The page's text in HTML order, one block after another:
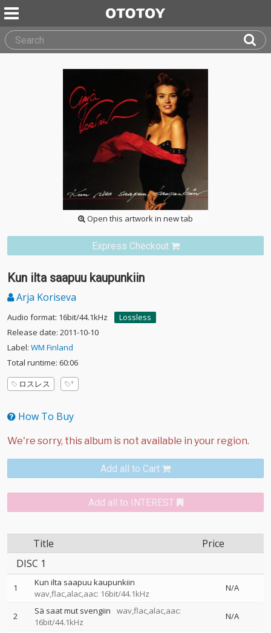
Open this artwork in new tab
Express Checkout
Kun ilta saapuu kaupunkiin
Arja Koriseva
Audio format: 16bit/44.1kHz
Lossless
Release date: 2011-10-10
Label: WM Finland
Total runtime: 60:06
ロスレス
How To Buy
Add all to Cart
Add all to INTEREST
Title
Price
DISC 1
1
Kun ilta saapuu kaupunkiin
wav,flac,alac,aac: 16bit/44.1kHz
N/A
2 Sä saat mut svengiin
wav,flac,alac,aac:
16bit/44.1kHz
N/A